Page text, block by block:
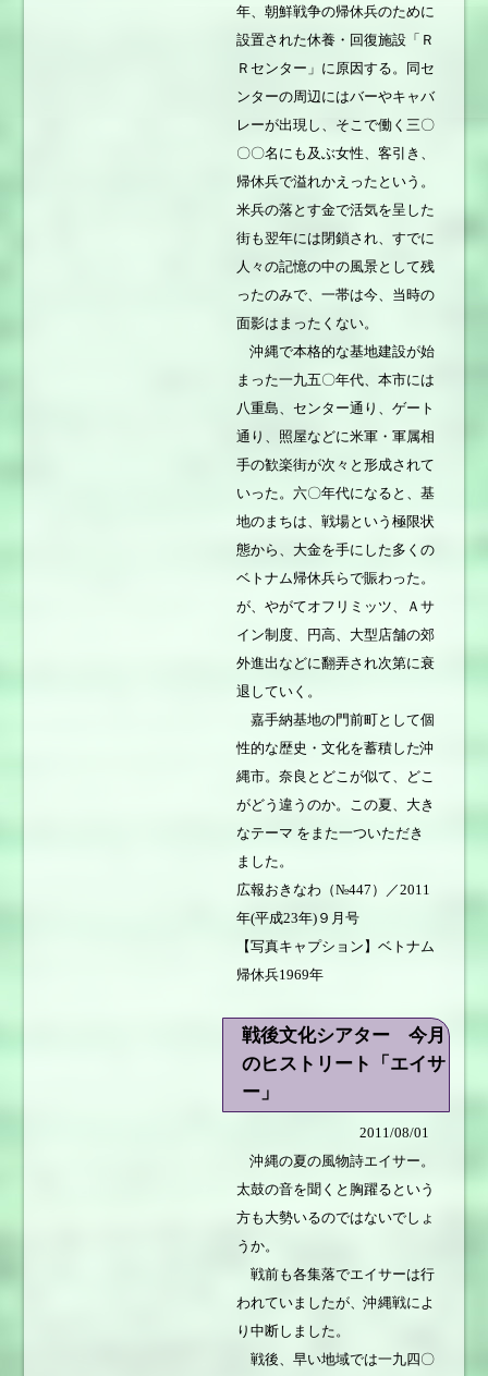
年、朝鮮戦争の帰休兵のために
設置された休養・回復施設「Ｒ
Ｒセンター」に原因する。同セ
ンターの周辺にはバーやキャバ
レーが出現し、そこで働く三〇
〇〇名にも及ぶ女性、客引き、
帰休兵で溢れかえったという。
米兵の落とす金で活気を呈した
街も翌年には閉鎖され、すでに
人々の記憶の中の風景として残
ったのみで、一帯は今、当時の
面影はまったくない。
沖縄で本格的な基地建設が始
まった一九五〇年代、本市には
八重島、センター通り、ゲート
通り、照屋などに米軍・軍属相
手の歓楽街が次々と形成されて
いった。六〇年代になると、基
地のまちは、戦場という極限状
態から、大金を手にした多くの
ベトナム帰休兵らで賑わった。
が、やがてオフリミッツ、Ａサ
イン制度、円高、大型店舗の郊
外進出などに翻弄され次第に衰
退していく。
嘉手納基地の門前町として個
性的な歴史・文化を蓄積した沖
縄市。奈良とどこが似て、どこ
がどう違うのか。この夏、大き
なテーマ をまた一ついただき
ました。
広報おきなわ（№447）／2011
年(平成23年)９月号
【写真キャプション】ベトナム
帰休兵1969年
戦後文化シアター 今月
のヒストリート「エイサ
ー」
2011/08/01
沖縄の夏の風物詩エイサー。
太鼓の音を聞くと胸躍るという
方も大勢いるのではないでしょ
うか。
戦前も各集落でエイサーは行
われていましたが、沖縄戦によ
り中断しました。
戦後、早い地域では一九四〇